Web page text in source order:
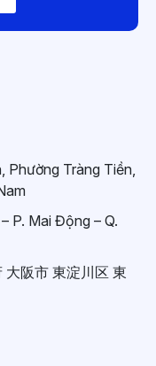
Phường Tràng Tiền,
P. Mai Động – Q.
阪市 東淀川区 東